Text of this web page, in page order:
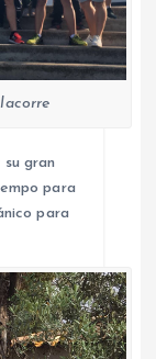
gran
para
para